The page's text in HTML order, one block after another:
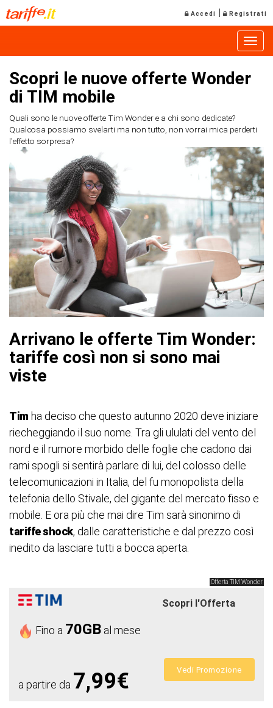
Accedi | Registrati
Scopri le nuove offerte Wonder
di TIM mobile
Quali sono le nuove offerte Tim Wonder e a chi sono dedicate?
Qualcosa possiamo svelarti ma non tutto, non vorrai mica perderti
l'effetto sorpresa?
Arrivano le offerte Tim Wonder:
tariffe così non si sono mai
viste
Tim ha deciso che questo autunno 2020 deve iniziare
riecheggiando il suo nome. Tra gli ululati del vento del
nord e il rumore morbido delle foglie che cadono dai
rami spogli si sentirà parlare di lui, del colosso delle
telecomunicazioni in Italia, del fu monopolista della
telefonia dello Stivale, del gigante del mercato fisso e
mobile. E ora più che mai dire Tim sarà sinonimo di
tariffe shock, dalle caratteristiche e dal prezzo così
inedito da lasciare tutti a bocca aperta.
Offerta TIM Wonder
Scopri l'Offerta
Fino a 70GB al mese
a partire da 7,99€ Vedi Promozione